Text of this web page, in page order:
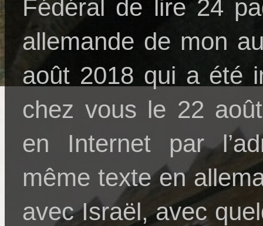
Fédéral de lire 24
allemande de mon
août 2018 qui a été
chez vous le 22
en Internet par
même texte en
avec Israël, avec